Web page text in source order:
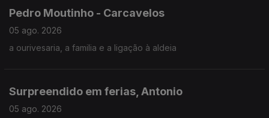
Pedro Moutinho - Carcavelos
05 ago. 2026
a ourivesaria, a familia e a ligação à aldeia
Surpreendido em ferias, Antonio
05 ago. 2026